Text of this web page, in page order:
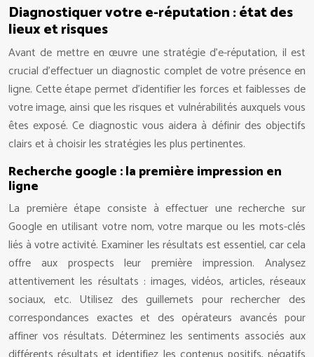
Diagnostiquer votre e-réputation : état des
lieux et risques
Avant de mettre en œuvre une stratégie d’e-réputation, il est
crucial d’effectuer un diagnostic complet de votre présence en
ligne. Cette étape permet d’identifier les forces et faiblesses de
votre image, ainsi que les risques et vulnérabilités auxquels vous
êtes exposé. Ce diagnostic vous aidera à définir des objectifs
clairs et à choisir les stratégies les plus pertinentes.
Recherche google : la première impression en
ligne
La première étape consiste à effectuer une recherche sur
Google en utilisant votre nom, votre marque ou les mots-clés
liés à votre activité. Examiner les résultats est essentiel, car cela
offre aux prospects leur première impression. Analysez
attentivement les résultats : images, vidéos, articles, réseaux
sociaux, etc. Utilisez des guillemets pour rechercher des
correspondances exactes et des opérateurs avancés pour
affiner vos résultats. Déterminez les sentiments associés aux